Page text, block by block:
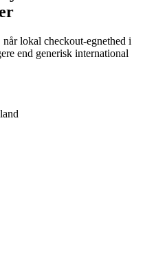
lokal checkout-egnethed i
end generisk international